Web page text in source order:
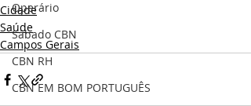
Operário
Sábado CBN
CBN RH
CBN EM BOM PORTUGUÊS
Cidade
Saúde
Campos Gerais